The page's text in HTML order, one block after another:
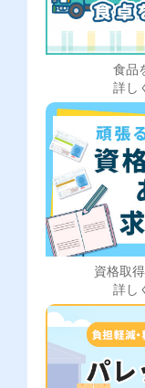
食品
詳し
資格取
詳し